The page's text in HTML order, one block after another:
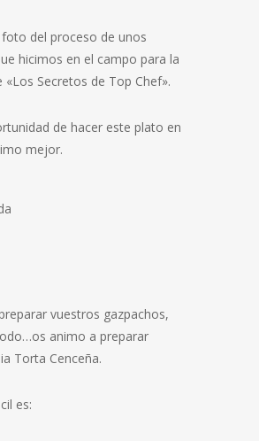
del proceso de unos
hicimos en el campo para la
«Los Secretos de Top Chef».
de hacer este plato en
mejor.
vuestros gazpachos,
animo a preparar
Torta Cenceña.
es: